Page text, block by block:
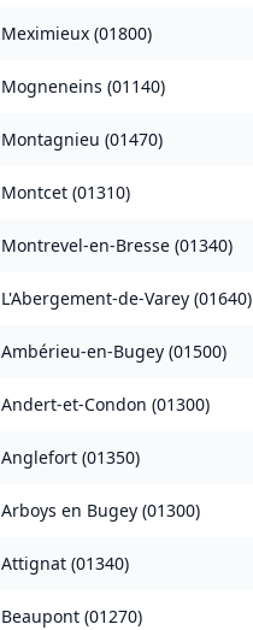
Meximieux (01800)
Mogneneins (01140)
Montagnieu (01470)
Montcet (01310)
Montrevel-en-Bresse (01340)
L'Abergement-de-Varey (01640)
Ambérieu-en-Bugey (01500)
Andert-et-Condon (01300)
Anglefort (01350)
Arboys en Bugey (01300)
Attignat (01340)
Beaupont (01270)